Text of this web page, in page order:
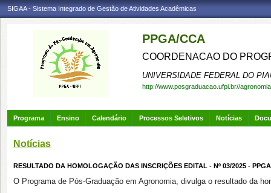
SIGAA - Sistema Integrado de Gestão de Atividades Acadêmicas
PPGA/CCA
COORDENACAO DO
UNIVERSIDADE FEDERAL DO
http://www.posgraduacao.ufpi.br//agronomia
Programa Ensino Calendário Processos Seletivos Notícias
Notícias
RESULTADO DA HOMOLOGAÇÃO DAS INSCRIÇÕES EDITAL - Nº 03/2025 - PPGA
O Programa de Pós-Graduação em Agronomia, divulga o resultado da